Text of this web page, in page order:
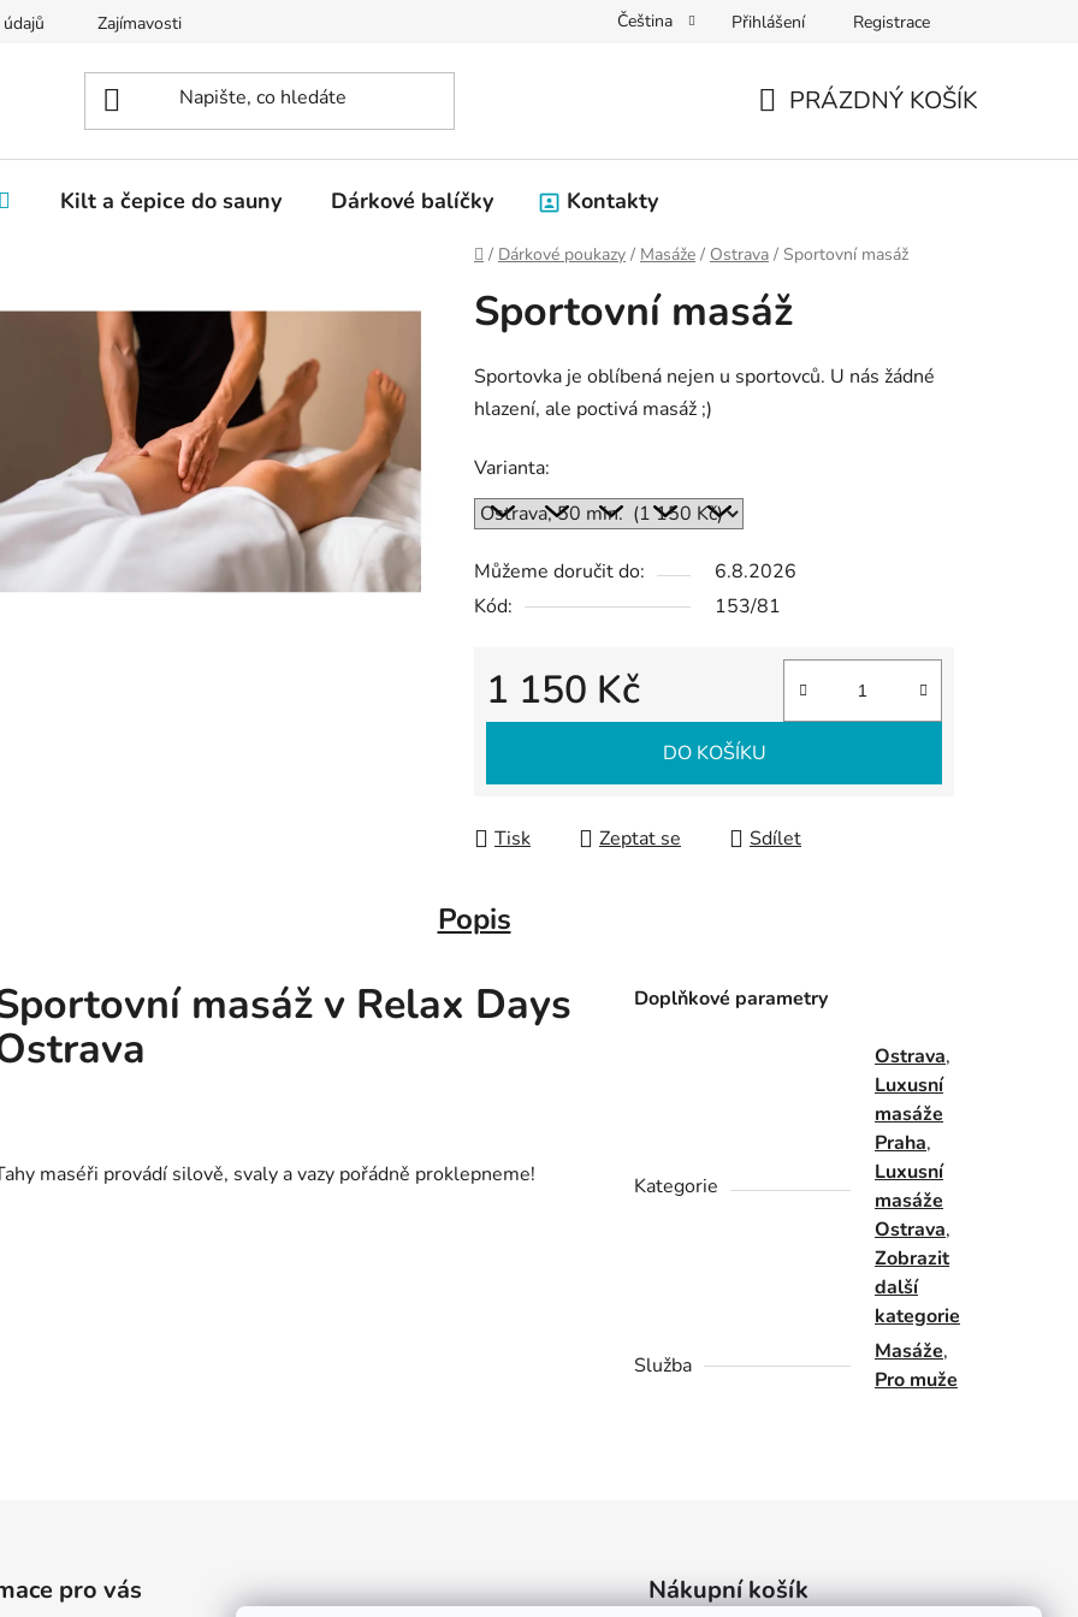
Zajímavosti Čeština Přihlášení Registrace
PRÁZDNÝ KOŠÍK
Kilt a čepice do sauny Dárkové balíčky Kontakty
Domů
/ Dárkové poukazy / Masáže / Ostrava / Sportovní masáž
Sportovní masáž
Sportovka je oblíbená nejen u sportovců. U nás žádné
hlazení, ale poctivá masáž ;)
Varianta:
Můžeme doručit do:
6.8.2026
Kód:
153/81
1 150 Kč
Měrná cena:
DO KOŠÍKU
Tisk Zeptat se Sdílet
Popis
masáž v Relax Days
maséři provádí silově, svaly a vazy pořádně proklepneme!
Doplňkové parametry
Kategorie
Ostrava,
Luxusní
masáže
Praha,
Luxusní
masáže
Ostrava,
Zobrazit
další
kategorie
Služba
Masáže,
Pro muže
pro vás Nákupní košík